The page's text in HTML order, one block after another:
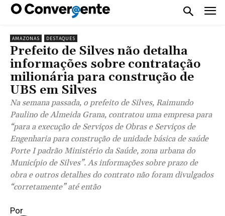
AMAZONAS DESTAQUES
Prefeito de Silves não detalha
informações sobre contratação
milionária para construção de
UBS em Silves
Na semana passada, o prefeito de Silves, Raimundo
Paulino de Almeida Grana, contratou uma empresa para
“para a execução de Serviços de Obras e Serviços de
Engenharia para construção de unidade básica de saúde
Porte I padrão Ministério da Saúde, zona urbana do
Município de Silves”. As informações sobre prazo de
obra e outros detalhes do contrato não foram divulgados
“corretamente” até então
Por